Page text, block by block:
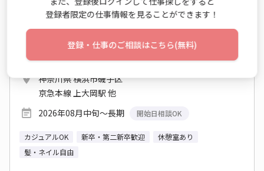
医療関係業務 / レセプト業務
月収例 264,000円+残業代
8:30～17:30 週5日 (水日祝休み)
神奈川県 横浜市磯子区
京急本線 上大岡駅 他
2026年08月中旬～長期
開始日相談OK
カジュアルOK 新卒・第二新卒歓迎
休憩室あり
髪・ネイル自由
登録者限定の仕事情報を見ることができます！
登録・仕事のご相談はこちら(無料)